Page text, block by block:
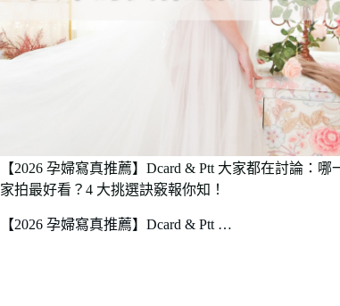
【2026 孕婦寫真推薦】Dcard & Ptt 大家都在討論：哪
家拍最好看？4 大挑選訣竅報你知！
【2026 孕婦寫真推薦】Dcard & Ptt …